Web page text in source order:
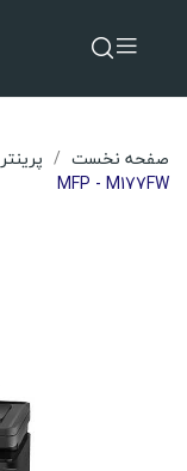
صفحه نخست پرینتر
MFP - M177FW